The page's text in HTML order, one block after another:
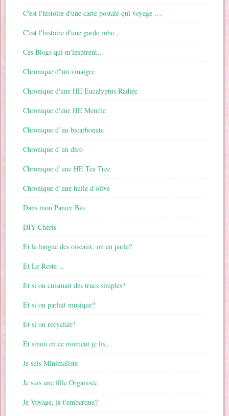
C'est l'histoire d'une carte postale qui voyage …
C'est l'histoire d'une garde robe…
Ces Blogs qui m'inspirent…
Chronique d"un vinaigre
Chronique d'une HE Eucalyptus Radiée
Chronique d'une HE Menthe
Chronique d’un bicarbonate
Chronique d’un dico
Chronique d’une HE Tea Tree
Chronique d’une huile d’olive
Dans mon Panier Bio
DIY Chéris
Et la langue des oiseaux, on en parle?
Et Le Reste…
Et si on cuisinait des trucs simples?
Et si on parlait musique?
Et si on recyclait?
Et sinon en ce moment je lis…
Je suis Minimaliste
Je suis une fille Organisée
Je Voyage, je t'embarque?